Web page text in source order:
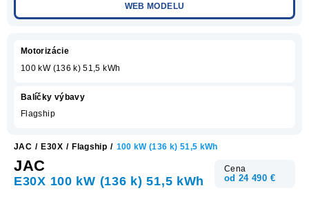
WEB MODELU
JAC / E30X / Flagship / 100 kW (136 k) 51,5 kWh
JAC
E30X 100 kW (136 k) 51,5 kWh
Cena
od 24 490 €
Motorizácie
100 kW (136 k) 51,5 kWh
Balíčky výbavy
Flagship